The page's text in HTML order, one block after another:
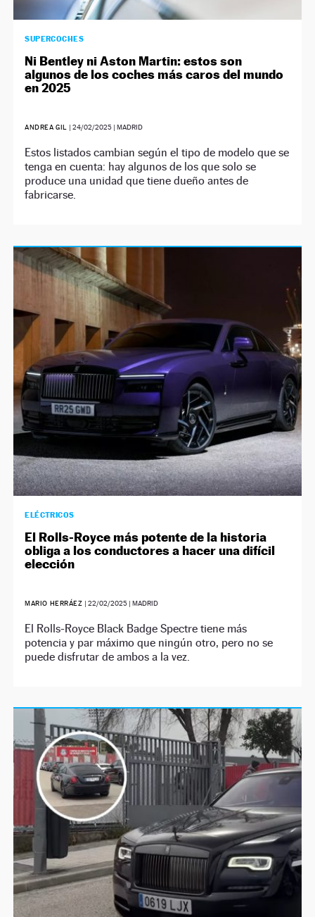
SUPERCOCHES
Ni Bentley ni Aston Martin: estos son
algunos de los coches más caros del mundo
en 2025
ANDREA GIL | 24/02/2025| MADRID
Estos listados cambian según el tipo de modelo que se
tenga en cuenta: hay algunos de los que solo se
produce una unidad que tiene dueño antes de
fabricarse.
ELÉCTRICOS
El Rolls-Royce más potente de la historia
obliga a los conductores a hacer una difícil
elección
MARIO HERRÁEZ | 22/02/2025| MADRID
El Rolls-Royce Black Badge Spectre tiene más
potencia y par máximo que ningún otro, pero no se
puede disfrutar de ambos a la vez.